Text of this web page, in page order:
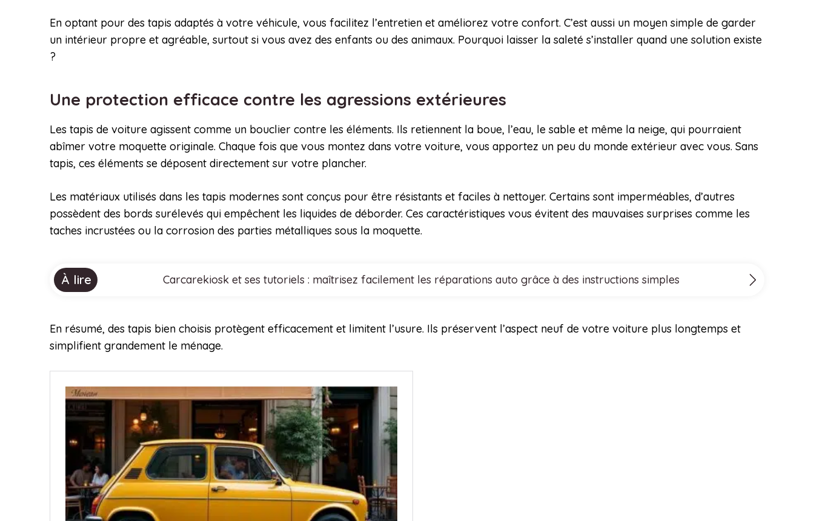
En optant pour des tapis adaptés à votre véhicule, vous facilitez l’entretien et améliorez votre confort. C’est aussi un moyen simple de garder
un intérieur propre et agréable, surtout si vous avez des enfants ou des animaux. Pourquoi laisser la saleté s’installer quand une solution existe
?
Une protection efficace contre les agressions extérieures
Les tapis de voiture agissent comme un bouclier contre les éléments. Ils retiennent la boue, l’eau, le sable et même la neige, qui pourraient
abîmer votre moquette originale. Chaque fois que vous montez dans votre voiture, vous apportez un peu du monde extérieur avec vous. Sans
tapis, ces éléments se déposent directement sur votre plancher.
Les matériaux utilisés dans les tapis modernes sont conçus pour être résistants et faciles à nettoyer. Certains sont imperméables, d’autres
possèdent des bords surélevés qui empêchent les liquides de déborder. Ces caractéristiques vous évitent des mauvaises surprises comme les
taches incrustées ou la corrosion des parties métalliques sous la moquette.
À lire Carcarekiosk et ses tutoriels : maîtrisez facilement les réparations auto grâce à des instructions simples
En résumé, des tapis bien choisis protègent efficacement et limitent l’usure. Ils préservent l’aspect neuf de votre voiture plus longtemps et
simplifient grandement le ménage.